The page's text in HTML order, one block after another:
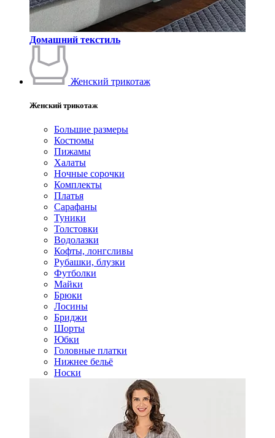
Домашний текстиль
Женский трикотаж
Женский трикотаж
Большие размеры
Костюмы
Пижамы
Халаты
Ночные сорочки
Комплекты
Платья
Сарафаны
Туники
Толстовки
Водолазки
Кофты, лонгсливы
Рубашки, блузки
Футболки
Майки
Брюки
Лосины
Бриджи
Шорты
Юбки
Головные платки
Нижнее бельё
Носки